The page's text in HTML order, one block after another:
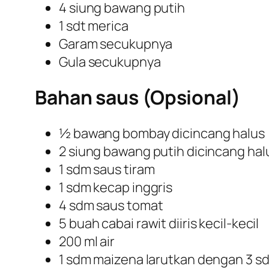
4 siung bawang putih
1 sdt merica
Garam secukupnya
Gula secukupnya
Bahan saus (Opsional)
½ bawang bombay dicincang halus
2 siung bawang putih dicincang
1 sdm saus tiram
1 sdm kecap inggris
4 sdm saus tomat
5 buah cabai rawit diiris kecil-kecil
200 ml air
1 sdm maizena larutkan dengan 3